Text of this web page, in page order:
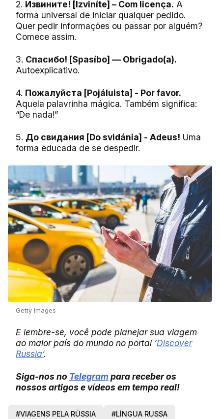
2. Извините! [Izviníte] – Com licença. A
forma universal de iniciar qualquer pedido.
Quer pedir informações ou passar por alguém?
Comece assim.
3. Спасибо! [Spasíbo] — Obrigado(a).
Autoexplicativo.
4. Пожалуйста [Pojáluista] - Por favor.
Aquela palavrinha mágica. Também significa:
“De nada!”
5. До свидания [Do svidánia] - Adeus! Uma
forma educada de se despedir.
Getty Images
E lembre-se, você pode planejar sua viagem
ao maior país do mundo no portal ‘Discover
Russia’.
Siga-nos no Telegrampara receber os
nossos artigos e vídeos em tempo real!
#VIAGENS PELA RÚSSIA #LÍNGUA RUSSA